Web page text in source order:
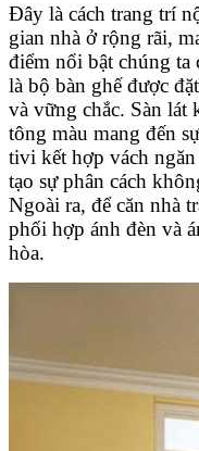
Đây là cách trang trí
gian nhà ở rộng rãi,
điểm nổi bật chúng ta
là bộ bàn ghế được
và vững chắc. Sàn lát
tông màu mang đến
tivi kết hợp vách
tạo sự phân cách
Ngoài ra, để căn nhà
phối hợp ánh đèn và
hòa.